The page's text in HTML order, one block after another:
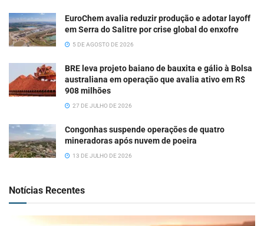
EuroChem avalia reduzir produção e adotar layoff
em Serra do Salitre por crise global do enxofre
5 DE AGOSTO DE 2026
BRE leva projeto baiano de bauxita e gálio à Bolsa
australiana em operação que avalia ativo em R$
908 milhões
27 DE JULHO DE 2026
Congonhas suspende operações de quatro
mineradoras após nuvem de poeira
13 DE JULHO DE 2026
Notícias Recentes